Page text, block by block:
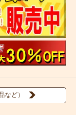
など）